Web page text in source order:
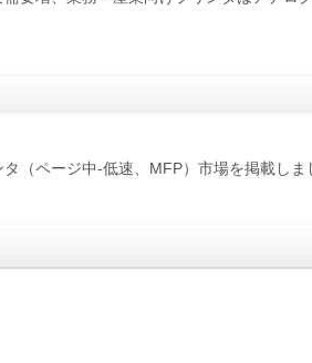
（ページ中-低速、MFP）市場を掲載しま